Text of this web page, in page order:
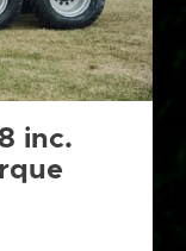
inc.